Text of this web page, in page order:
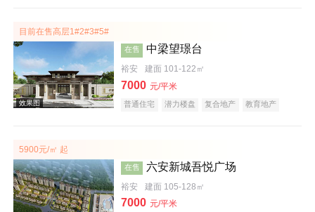
目前在售高层1#2#3#5#
在售 中梁望璟台
裕安 建面 101-122㎡
7000 元/平米
普通住宅 潜力楼盘 复合地产
教育地产
5900元/㎡ 起
在售 六安新城吾悦广场
裕安 建面 105-128㎡
7000 元/平米